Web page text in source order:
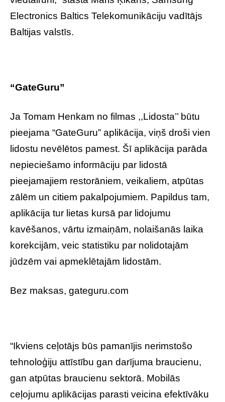
Electronics Baltics Telekomunikāciju vadītājs
Baltijas valstīs.
“GateGuru”
Ja Tomam Henkam no filmas ,,Lidosta’’ būtu
pieejama “GateGuru” aplikācija, viņš droši vien
lidostu nevēlētos pamest. Šī aplikācija parāda
nepieciešamo informāciju par lidostā
pieejamajiem restorāniem, veikaliem, atpūtas
zālēm un citiem pakalpojumiem. Papildus tam,
aplikācija tur lietas kursā par lidojumu
kavēšanos, vārtu izmaiņām, nolaišanās laika
korekcijām, veic statistiku par nolidotajām
jūdzēm vai apmeklētajām lidostām.
Bez maksas, gateguru.com
“Ikviens ceļotājs būs pamanījis nerimstošo
tehnoloģiju attīstību gan darījuma braucienu,
gan atpūtas braucienu sektorā. Mobilās
ceļojumu aplikācijas parasti veicina efektīvāku